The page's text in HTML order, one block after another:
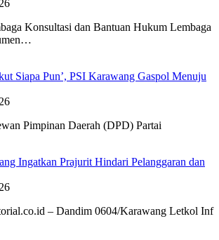
Konsultasi dan Bantuan Hukum Lembaga
Siapa Pun’, PSI Karawang Gaspol Menuju
Pimpinan Daerah (DPD) Partai
Ingatkan Prajurit Hindari Pelanggaran dan
– Dandim 0604/Karawang Letkol Inf